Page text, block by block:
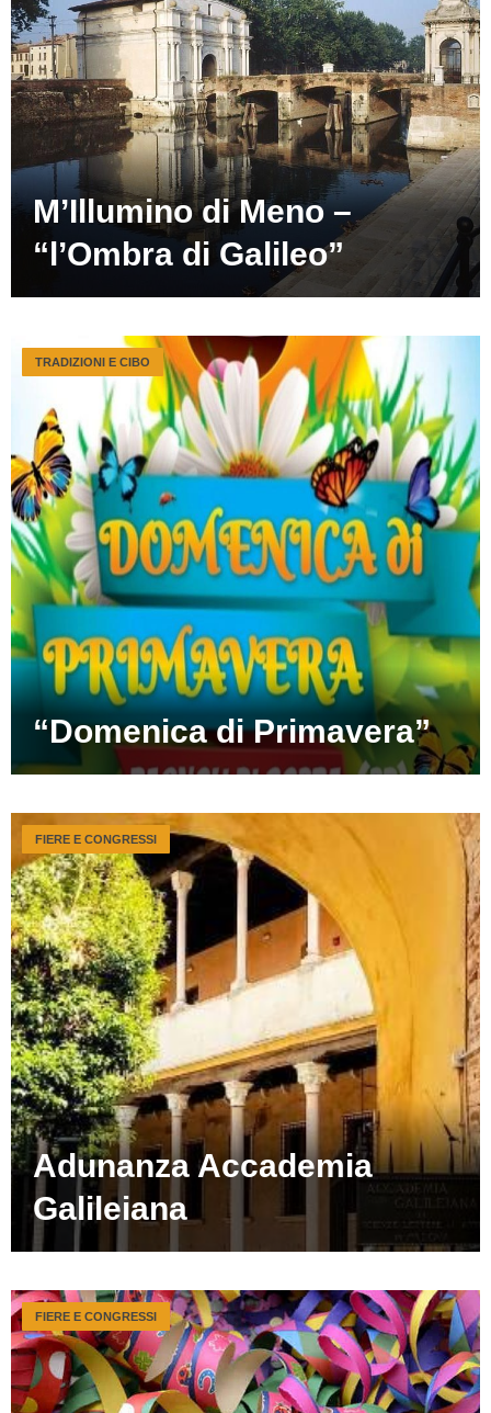
M’Illumino di Meno –
“l’Ombra di Galileo”
“Domenica di Primavera”
TRADIZIONI E CIBO
Adunanza Accademia
Galileiana
FIERE E CONGRESSI
FIERE E CONGRESSI